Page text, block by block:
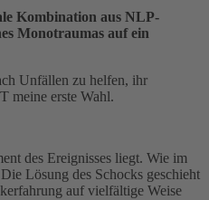
Kombination aus NLP-
Monotraumas auf ein
Unfällen zu helfen, ihr
meine erste Wahl.
des Ereignisses liegt. Wie im
Lösung des Schocks geschieht
auf vielfältige Weise